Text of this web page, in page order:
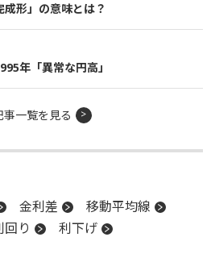
成形」の意味とは？
年「異常な円高」
事一覧を見る
金利差
移動平均線
回り
利下げ